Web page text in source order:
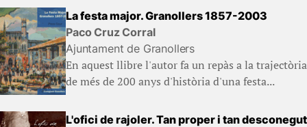
La festa major. Granollers 1857-2003
Paco Cruz Corral
Ajuntament de Granollers
En aquest llibre l'autor fa un repàs a la trajectòria
de més de 200 anys d'història d'una festa...
L'ofici de rajoler. Tan proper i tan desconegut